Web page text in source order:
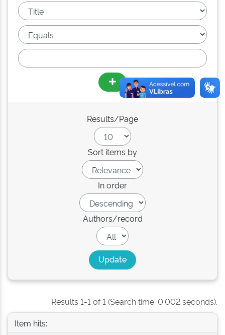
Results/Page
Sort items by
In order
Authors/record
Results 1-1 of 1 (Search time: 0.002 seconds).
Item hits: